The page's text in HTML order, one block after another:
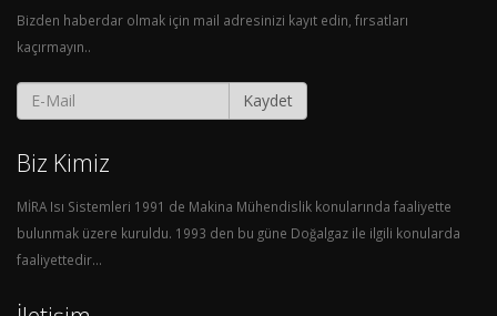
Bizden haberdar olmak için mail adresinizi kayıt edin, fırsatları
kaçırmayın..
Kaydet
Biz Kimiz
MİRA Isı Sistemleri 1991 de Makina Mühendislik konularında faaliyette
bulunmak üzere kuruldu. 1993 den bu güne Doğalgaz ile ilgili konularda
faaliyettedir...